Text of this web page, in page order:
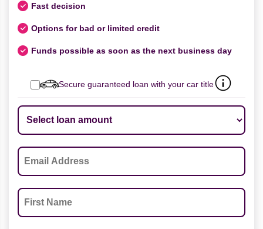
Fast decision
Options for bad or limited credit
Funds possible as soon as the next business day
Secure guaranteed loan with your car title